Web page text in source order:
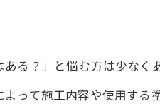
る？」と悩む方は少なく
って施工内容や使用す